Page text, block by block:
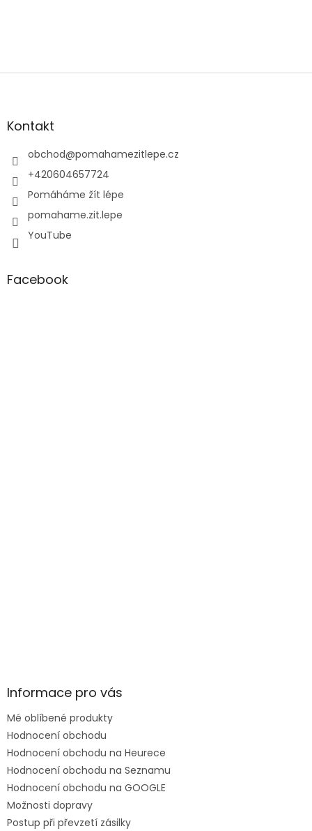
Z
aKontakt
obchod@pomahamezitlepe.cz
+420604657724
Pomáháme žít lépe
pomahame.zit.lepe
YouTube
Facebook
Informace pro vás
Mé oblíbené produkty
Hodnocení obchodu
Hodnocení obchodu na Heurece
Hodnocení obchodu na Seznamu
Hodnocení obchodu na GOOGLE
Možnosti dopravy
Postup při převzetí zásilky